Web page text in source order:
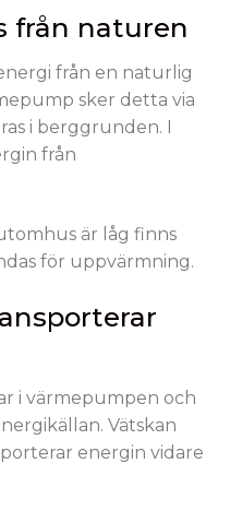
från naturen
från en naturlig
sker detta via
i berggrunden. I
från
är låg finns
för uppvärmning.
i värmepumpen och
Vätskan
energin vidare